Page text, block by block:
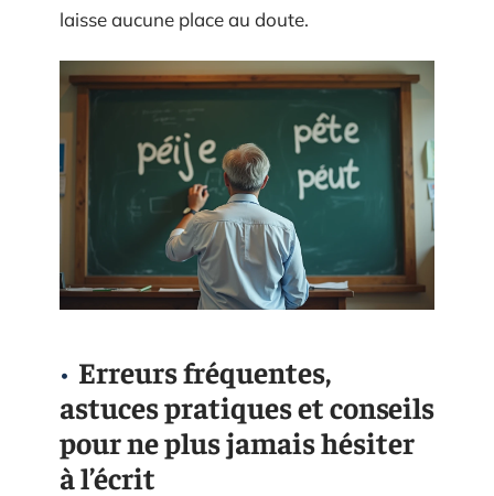
laisse aucune place au doute.
Erreurs fréquentes,
astuces pratiques et conseils
pour ne plus jamais hésiter
à l’écrit